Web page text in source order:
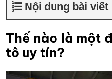
Nội dung bài viết
Thế nào là một
tô uy tín?